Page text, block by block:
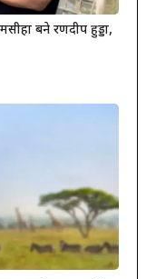
बने रणदीप हुड्डा,